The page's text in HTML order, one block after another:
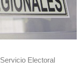
Electoral